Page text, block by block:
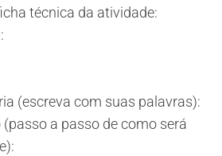
técnica da atividade:
(escreva com suas palavras):
a passo de como será